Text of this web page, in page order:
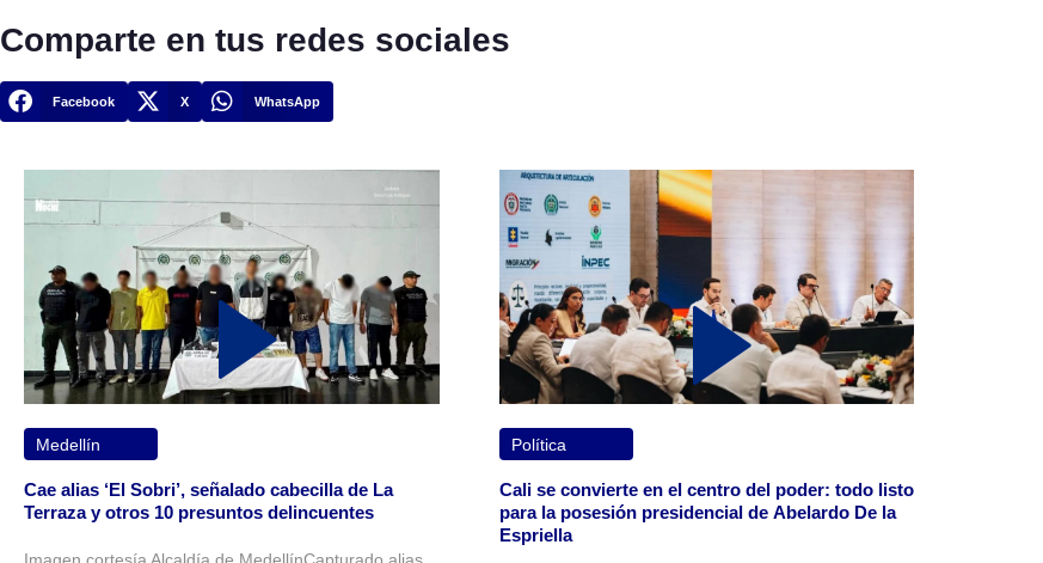
Comparte en tus redes sociales
Facebook X WhatsApp
Medellín
Cae alias ‘El Sobri’, señalado cabecilla de La
Terraza y otros 10 presuntos delincuentes
Imagen cortesía Alcaldía de MedellínCapturado alias
Política
Cali se convierte en el centro del poder: todo listo
para la posesión presidencial de Abelardo De la
Espriella